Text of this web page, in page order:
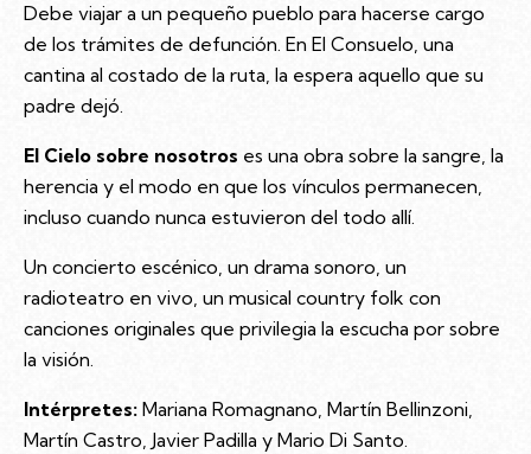
Debe viajar a un pequeño pueblo para hacerse cargo
de los trámites de defunción. En El Consuelo, una
cantina al costado de la ruta, la espera aquello que su
padre dejó.
El Cielo sobre nosotros es una obra sobre la sangre, la
herencia y el modo en que los vínculos permanecen,
incluso cuando nunca estuvieron del todo allí.
Un concierto escénico, un drama sonoro, un
radioteatro en vivo, un musical country folk con
canciones originales que privilegia la escucha por sobre
la visión.
Intérpretes: Mariana Romagnano, Martín Bellinzoni,
Martín Castro, Javier Padilla y Mario Di Santo.